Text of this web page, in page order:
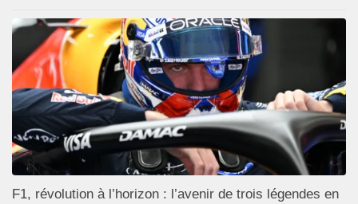
F1, révolution à l’horizon : l’avenir de trois légendes en